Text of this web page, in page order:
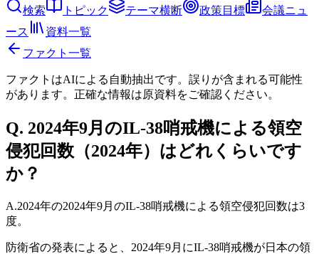
検索
トピック テーマ横断 政策目標
会議ニュ
ース
資料一覧
ファクト一覧
ファクトはAIによる自動抽出です。誤りが含まれる可能性
があります。正確な情報は原資料をご確認ください。
Q. 2024年9月のIL-38哨戒機による領空
侵犯回数（2024年）はどれくらいです
か？
A.2024年の2024年9月のIL-38哨戒機による領空侵犯回数は3
度。
防衛省の発表によると、2024年9月にIL-38哨戒機が日本の領